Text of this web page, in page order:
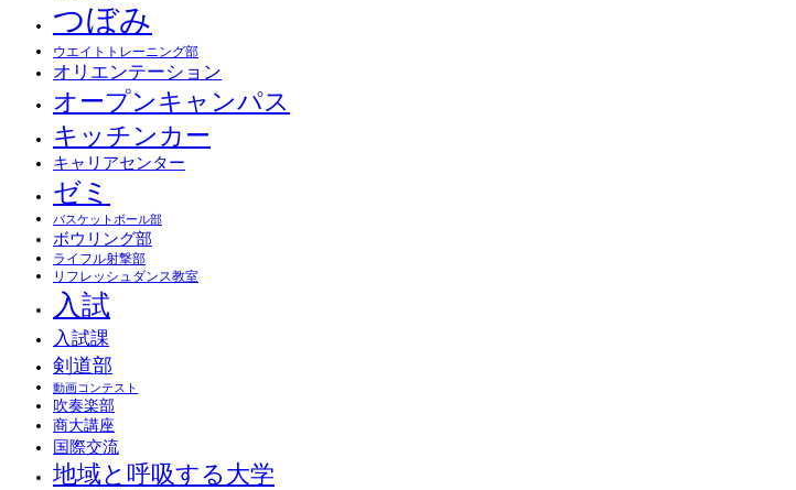
つぼみ
ウエイトトレーニング部
オリエンテーション
オープンキャンパス
キッチンカー
キャリアセンター
ゼミ
バスケットボール部
ボウリング部
ライフル射撃部
リフレッシュダンス教室
入試
入試課
剣道部
動画コンテスト
吹奏楽部
商大講座
国際交流
地域と呼吸する大学